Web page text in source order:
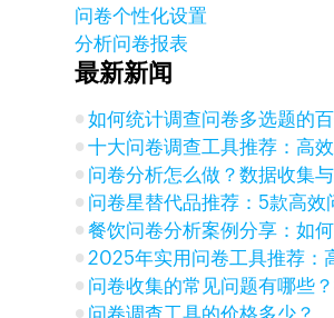
问卷个性化设置
分析问卷报表
最新新闻
如何统计调查问卷多选题的
十大问卷调查工具推荐：高
问卷分析怎么做？数据收集
问卷星替代品推荐：5款高效
餐饮问卷分析案例分享：如
2025年实用问卷工具推荐：
问卷收集的常见问题有哪些
问卷调查工具的价格多少？